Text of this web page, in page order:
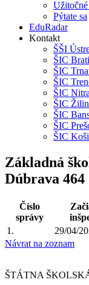
Pýtate sa
EduRadar
Kontakt
ŠŠI
ŠIC
ŠIC
ŠIC
ŠIC Nitra
ŠIC
ŠIC
ŠIC
ŠIC
Základná
Dúbrava 464
Číslo
správy
1.
29/04/
Návrat na zoznam
ŠTÁTNA